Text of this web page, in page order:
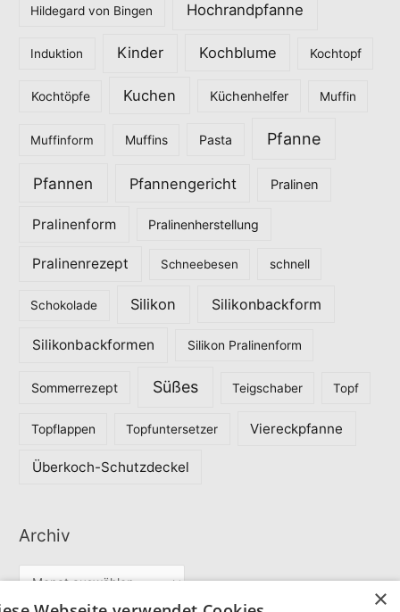
Hildegard von Bingen Hochrandpfanne
Induktion Kinder Kochblume Kochtopf
Kochtöpfe Kuchen Küchenhelfer Muffin
Muffinform Muffins Pasta Pfanne
Pfannen Pfannengericht Pralinen
Pralinenform Pralinenherstellung
Pralinenrezept Schneebesen schnell
Schokolade Silikon Silikonbackform
Silikonbackformen Silikon Pralinenform
Sommerrezept Süßes Teigschaber Topf
Topflappen Topfuntersetzer Viereckpfanne
Überkoch-Schutzdeckel
Archiv
×